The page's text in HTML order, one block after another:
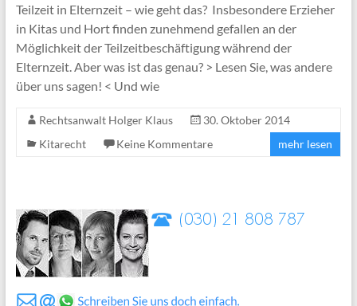
Teilzeit in Elternzeit – wie geht das? Insbesondere Erzieher
in Kitas und Hort finden zunehmend gefallen an der
Möglichkeit der Teilzeitbeschäftigung während der
Elternzeit. Aber was ist das genau? > Lesen Sie, was andere
über uns sagen! < Und wie
Rechtsanwalt Holger Klaus
30. Oktober 2014
Kitarecht
Keine Kommentare mehr lesen